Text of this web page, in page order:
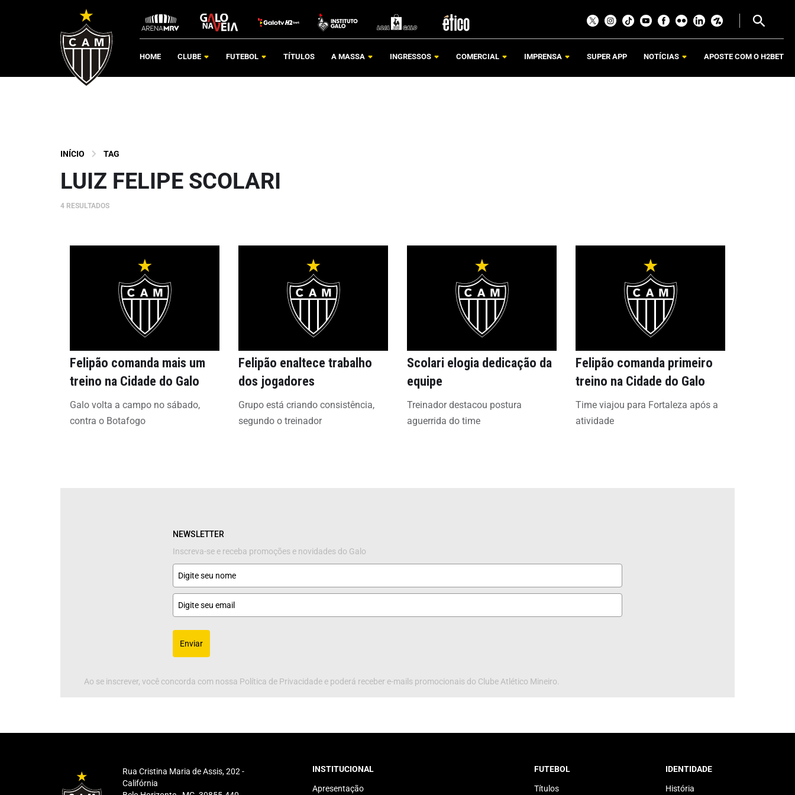
HOME CLUBE FUTEBOL TÍTULOS A MASSA INGRESSOS COMERCIAL IMPRENSA SUPER APP NOTÍCIAS APOSTE COM O H2BET
INÍCIO TAG
LUIZ FELIPE SCOLARI
4 RESULTADOS
Felipão comanda mais um
treino na Cidade do Galo
Galo volta a campo no sábado,
contra o Botafogo
Felipão enaltece trabalho
dos jogadores
Grupo está criando consistência,
segundo o treinador
Scolari elogia dedicação da
equipe
Treinador destacou postura
aguerrida do time
Felipão comanda primeiro
treino na Cidade do Galo
Time viajou para Fortaleza após a
atividade
NEWSLETTER
Inscreva-se e receba promoções e novidades do Galo
Enviar
Ao se inscrever, você concorda com nossa Política de Privacidade e poderá receber e-mails promocionais do Clube Atlético Mineiro.
Rua Cristina Maria de Assis, 202 -
Califórnia
INSTITUCIONAL
Apresentação
FUTEBOL
Títulos
IDENTIDADE
História